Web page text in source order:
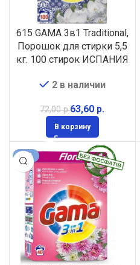
615 GAMA 3в1 Traditional,
Порошок для стирки 5,5
кг. 100 стирок ИСПАНИЯ
2 в наличии
72,00р.63,60 р.
В корзину
-17%